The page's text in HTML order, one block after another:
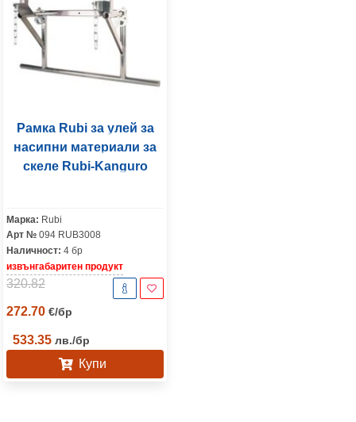
Рамка Rubi за улей за
насипни материали за
скеле Rubi-Kanguro
Марка: Rubi
Арт № 094 RUB3008
Наличност: 4 бр
извънгабаритен продукт
320.82
272.70 €/бр
533.35 лв./бр
Купи